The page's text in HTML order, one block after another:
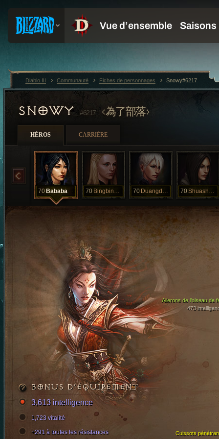
SNOWY #6217 為了部落
HÉROS CARRIÈRE
70 Bababa 70 Bingbingbing 70 Duangduang 70 Shuashuashua
Ailerons de l’oiseau de
473
Cuissots
BONUS D’ÉQUIPEMENT
3,613 intelligence
1,723 vitalité
+291 à toutes les résistances
Diablo III Communauté Fiches de personnages Snowy#6217